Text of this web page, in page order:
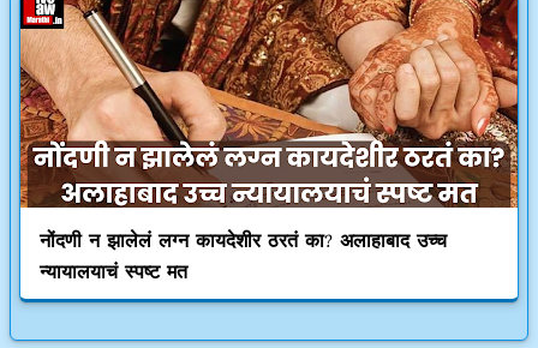
नोंदणी न झालेलं लग्न कायदेशीर ठरतं का? अलाहाबाद उच्च
न्यायालयाचं स्पष्ट मत